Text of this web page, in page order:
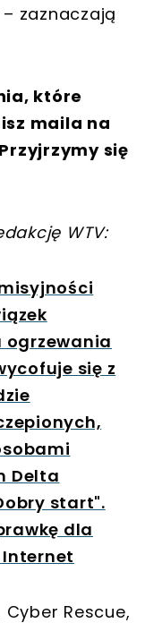
zaznaczają
które
maila na
się
WTV:
ogrzewania
się z
Delta
start".
dla
Internet
Rescue,